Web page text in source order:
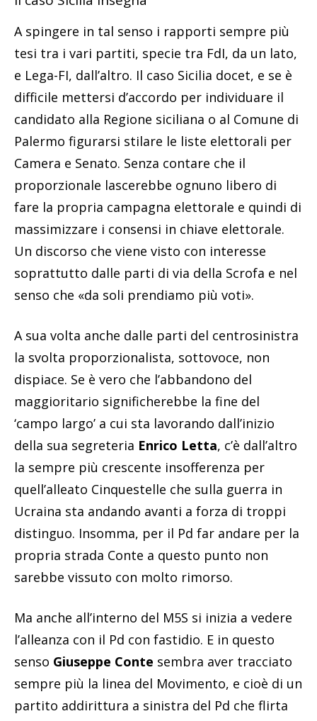
A spingere in tal senso i rapporti sempre più
tesi tra i vari partiti, specie tra FdI, da un lato,
e Lega-FI, dall’altro. Il caso Sicilia docet, e se è
difficile mettersi d’accordo per individuare il
candidato alla Regione siciliana o al Comune di
Palermo figurarsi stilare le liste elettorali per
Camera e Senato. Senza contare che il
proporzionale lascerebbe ognuno libero di
fare la propria campagna elettorale e quindi di
massimizzare i consensi in chiave elettorale.
Un discorso che viene visto con interesse
soprattutto dalle parti di via della Scrofa e nel
senso che «da soli prendiamo più voti».
A sua volta anche dalle parti del centrosinistra
la svolta proporzionalista, sottovoce, non
dispiace. Se è vero che l’abbandono del
maggioritario significherebbe la fine del
‘campo largo’ a cui sta lavorando dall’inizio
della sua segreteria Enrico Letta, c’è dall’altro
la sempre più crescente insofferenza per
quell’alleato Cinquestelle che sulla guerra in
Ucraina sta andando avanti a forza di troppi
distinguo. Insomma, per il Pd far andare per la
propria strada Conte a questo punto non
sarebbe vissuto con molto rimorso.
Ma anche all’interno del M5S si inizia a vedere
l’alleanza con il Pd con fastidio. E in questo
senso Giuseppe Conte sembra aver tracciato
sempre più la linea del Movimento, e cioè di un
partito addirittura a sinistra del Pd che flirta